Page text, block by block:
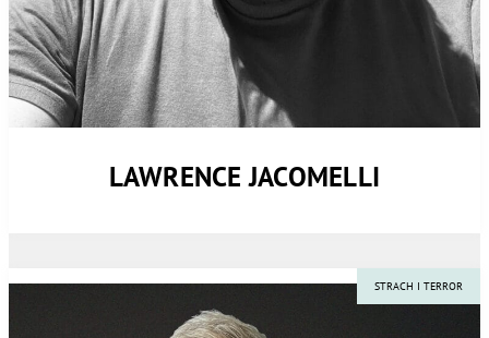
LAWRENCE JACOMELLI
STRACH I TERROR